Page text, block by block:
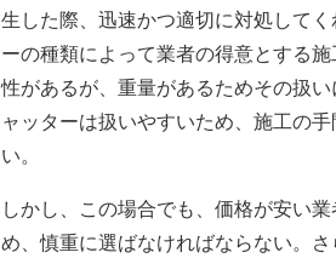
生した際、迅速かつ適切に対処して
ーの種類によって業者の得意とする
性があるが、重量があるためその扱
ャッターは扱いやすいため、施工の
い。
しかし、この場合でも、価格が安い
め、慎重に選ばなければならない。